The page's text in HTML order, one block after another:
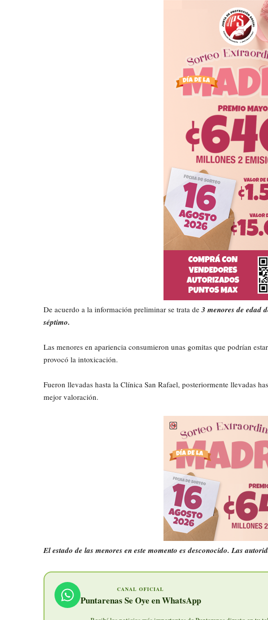
De acuerdo a la información preliminar se trata de3 menores de edad
séptimo.
Las menores en apariencia consumieron unas gomitas que podrían
provocó la intoxicación.
Fueron llevadas hasta la Clínica San Rafael, posteriormente llevadas
mejor valoración.
El estado de las menores en este momento es desconocido. Las
CANAL OFICIAL
Puntarenas Se Oye en WhatsApp